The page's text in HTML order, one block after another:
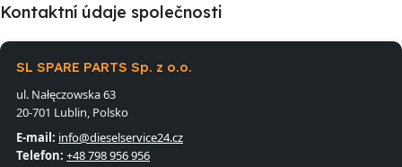
Kontaktní údaje společnosti
SL SPARE PARTS Sp. z o.o.
ul. Nałęczowska 63
20-701 Lublin, Polsko
E-mail: info@dieselservice24.cz
Telefon: +48 798 956 956